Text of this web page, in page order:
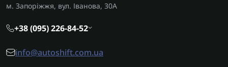
м. Запоріжжя, вул. Іванова, 30А
+38 (095) 226-84-52
info@autoshift.com.ua